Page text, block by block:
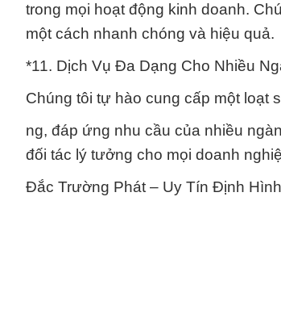
trong mọi hoạt động kinh doanh.
một cách nhanh chóng và hiệu quả.
*11. Dịch Vụ Đa Dạng Cho Nhiều
Chúng tôi tự hào cung cấp một loạt
ng, đáp ứng nhu cầu của nhiều
đối tác lý tưởng cho mọi doanh
Đắc Trường Phát – Uy Tín Định